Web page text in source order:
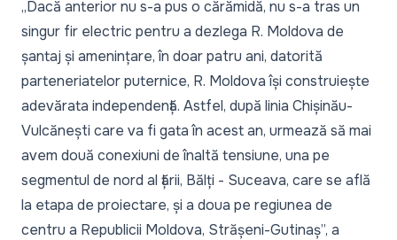
„Dacă anterior nu s-a pus o cărămidă, nu s-a tras un
singur fir electric pentru a dezlega R. Moldova de
șantaj și amenințare, în doar patru ani, datorită
parteneriatelor puternice, R. Moldova își construiește
adevărata independență. Astfel, după linia Chișinău-
Vulcănești care va fi gata în acest an, urmează să mai
avem două conexiuni de înaltă tensiune, una pe
segmentul de nord al țării, Bălți - Suceava, care se află
la etapa de proiectare, și a doua pe regiunea de
centru a Republicii Moldova, Strășeni-Gutinaș”, a